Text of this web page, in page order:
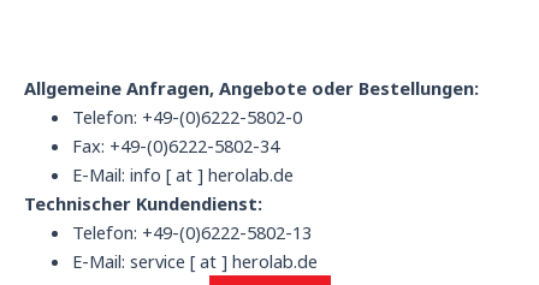
Allgemeine Anfragen, Angebote oder Bestellungen:
Telefon: +49-(0)6222-5802-0
Fax: +49-(0)6222-5802-34
E-Mail: info [ at ] herolab.de
Technischer Kundendienst:
Telefon: +49-(0)6222-5802-13
E-Mail: service [ at ] herolab.de